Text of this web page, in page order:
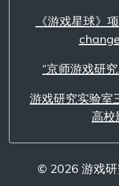
《游戏星球》
“京师游戏研
游戏研究实验室
高校
© 2026 游戏